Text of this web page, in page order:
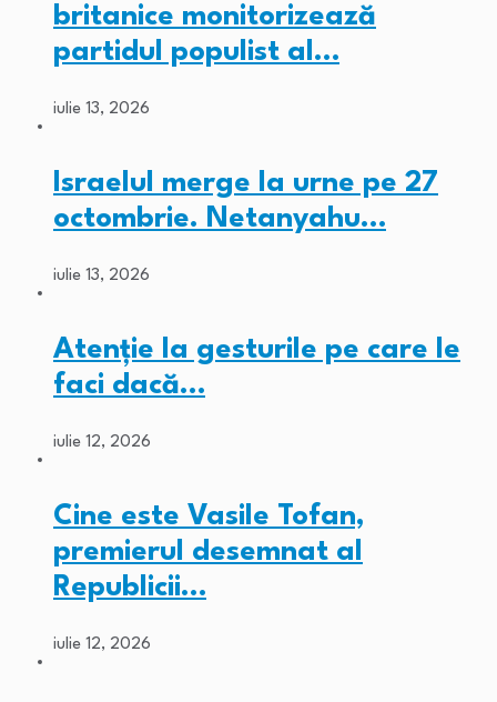
britanice monitorizează
partidul populist al…
iulie 13, 2026
Israelul merge la urne pe 27
octombrie. Netanyahu…
iulie 13, 2026
Atenție la gesturile pe care le
faci dacă…
iulie 12, 2026
Cine este Vasile Tofan,
premierul desemnat al
Republicii…
iulie 12, 2026